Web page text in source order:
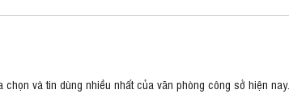
và tin dùng nhiều nhất của văn phòng công sở hiện nay.